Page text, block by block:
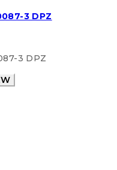
3 DPZ
3 DPZ